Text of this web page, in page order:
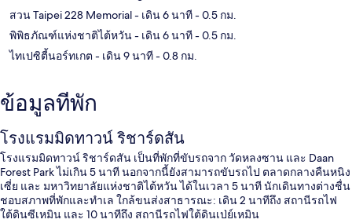
สวน Taipei 228 Memorial- เดิน 6 นาที- 0.5 กม.
พิพิธภัณฑ์แห่งชาติไต้หวัน- เดิน 6 นาที- 0.5 กม.
ไทเปซิตี้นอร์ทเกต - เดิน 9 นาที- 0.8 กม.
ข้อมูลที่พัก
โรงแรมมิดทาวน์ ริชาร์ดสัน
โรงแรมมิดทาวน์ ริชาร์ดสัน เป็นที่พักที่ขับรถจาก วัดหลงซาน และ Daan
Forest Park ไม่เกิน 5 นาที นอกจากนี้ยังสามารถขับรถไป ตลาดกลางคืนหนิง
เซี่ย และ มหาวิทยาลัยแห่งชาติไต้หวัน ได้ในเวลา 5 นาที นักเดินทางต่างชื่น
ชอบสภาพที่พักและทำเล ใกล้ขนส่งสาธารณะ: เดิน 2 นาทีถึง สถานีรถไฟ
ใต้ดินซีเหมิน และ 10 นาทีถึง สถานีรถไฟใต้ดินเป่ย์เหมิน